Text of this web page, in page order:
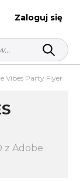
Zaloguj się
Vibes Party Flyer
z Adobe